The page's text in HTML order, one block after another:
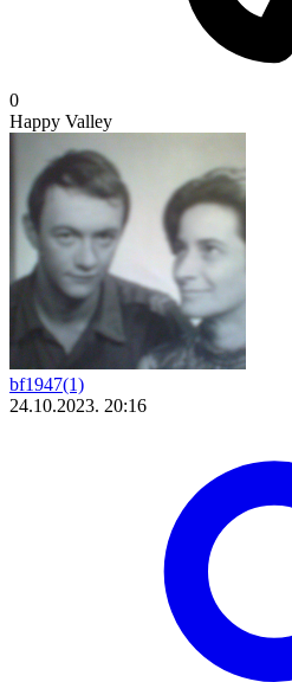
0
Happy Valley
bf1947(1)
24.10.2023. 20:16